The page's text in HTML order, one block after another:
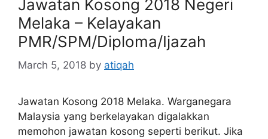
Jawatan Kosong 2018 Negeri
Melaka – Kelayakan
PMR/SPM/Diploma/Ijazah
March 5, 2018 by atiqah
Jawatan Kosong 2018 Melaka. Warganegara
Malaysia yang berkelayakan digalakkan
memohon jawatan kosong seperti berikut. Jika